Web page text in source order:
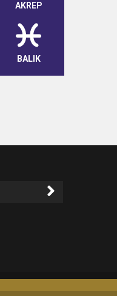
AKREP
BALIK